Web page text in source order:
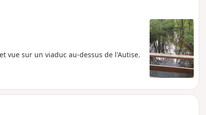
vue sur un viaduc au-dessus de l'Autise.